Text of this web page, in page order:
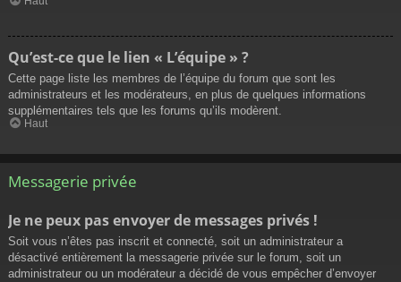
Qu’est-ce que le lien « L’équipe » ?
Cette page liste les membres de l’équipe du forum que sont les
administrateurs et les modérateurs, en plus de quelques informations
supplémentaires tels que les forums qu’ils modèrent.
Haut
Messagerie privée
Je ne peux pas envoyer de messages privés !
Soit vous n’êtes pas inscrit et connecté, soit un administrateur a
désactivé entièrement la messagerie privée sur le forum, soit un
administrateur ou un modérateur a décidé de vous empêcher d’envoyer